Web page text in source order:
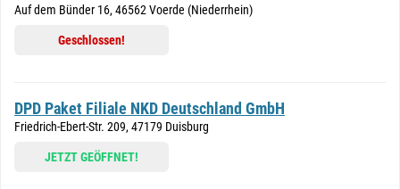
Auf dem Bünder 16, 46562 Voerde (Niederrhein)
Geschlossen!
DPD Paket Filiale NKD Deutschland GmbH
Friedrich-Ebert-Str. 209, 47179 Duisburg
JETZT GEÖFFNET!